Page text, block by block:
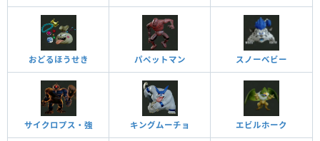
おどるほうせき パペットマン スノーベビー
サイクロプス・強 キングムーチョ エビルホーク